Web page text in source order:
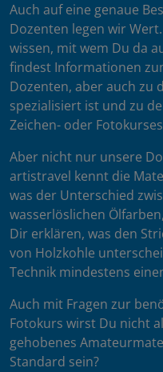
Auch auf eine genaue
Dozenten legen wir
wissen, mit wem Du da
findest Informationen
Dozenten, aber auch zu
spezialisiert ist und zu
Zeichen- oder
Aber nicht nur unsere
artistravel kennt die
was der Unterschied
wasserlöslichen
Dir erklären, was den
von Holzkohle
Technik mindestens
Auch mit Fragen zur
Fotokurs wirst Du nicht
gehobenes
Standard sein?